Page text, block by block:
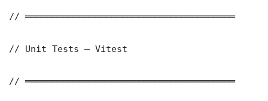
// ═══════════════════════════════════════
// Unit Tests — Vitest
// ═══════════════════════════════════════